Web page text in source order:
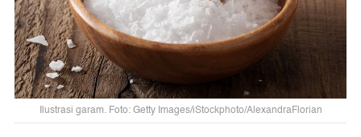
Ilustrasi garam. Foto: Getty Images/iStockphoto/AlexandraFlorian